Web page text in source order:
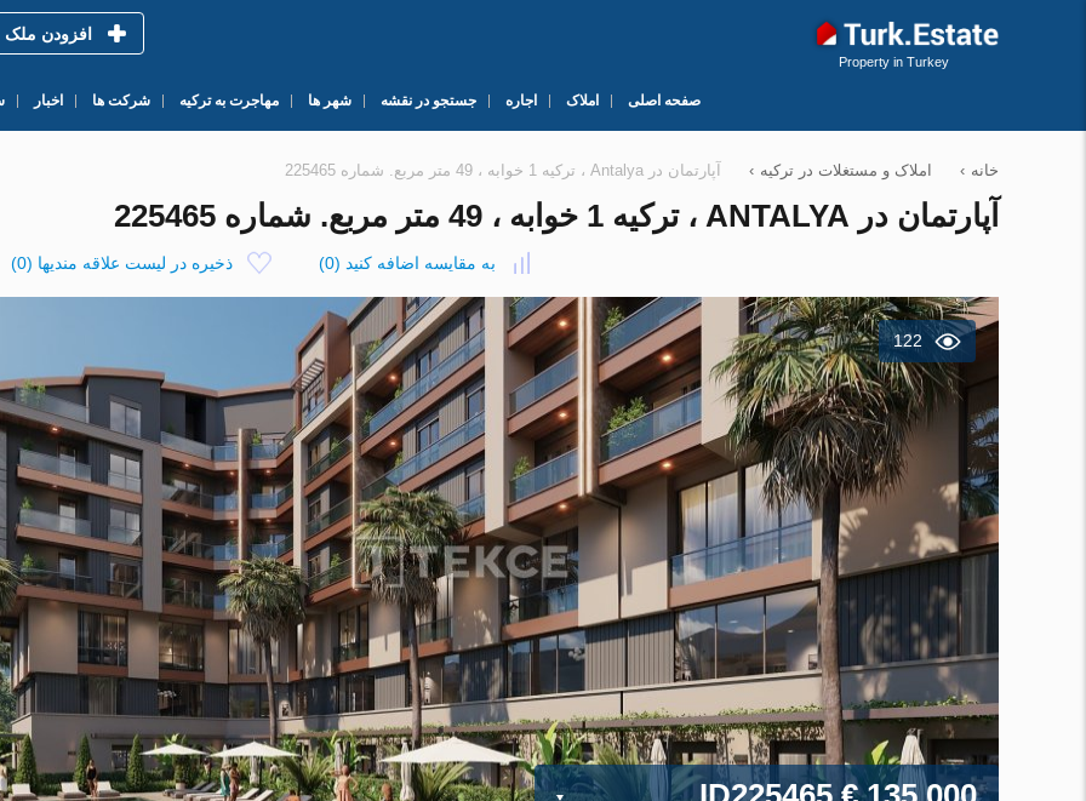
Property in Turkey
افزودن ملک
صفحه اصلی املاک اجاره جستجو در نقشه شهر ها مهاجرت به ترکیه شرکت ها اخبار
خانه › املاک و مستغلات در ترکیه › آپارتمان در Antalya ، ترکیه 1 خوابه ، 49 متر مربع. شماره 225465
آپارتمان در ANTALYA ، ترکیه 1 خوابه ، 49 متر مربع. شماره 225465
به مقایسه اضافه کنید (
0
) ذخیره در لیست علاقه مندیها (
0
)
122